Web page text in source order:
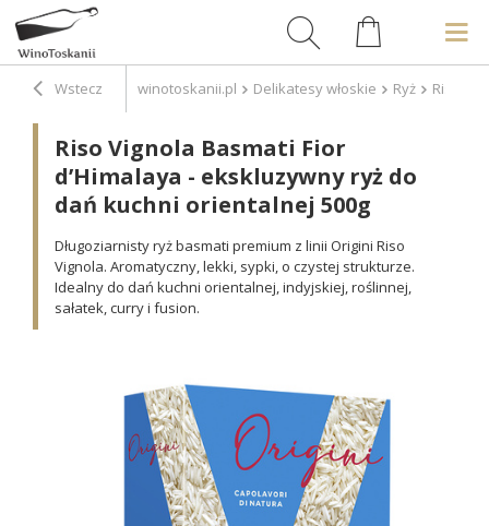
Wstecz winotoskanii.pl Delikatesy włoskie Ryż Riso
Riso Vignola Basmati Fior
d’Himalaya - ekskluzywny ryż do
dań kuchni orientalnej 500g
Długoziarnisty ryż basmati premium z linii Origini Riso
Vignola. Aromatyczny, lekki, sypki, o czystej strukturze.
Idealny do dań kuchni orientalnej, indyjskiej, roślinnej,
sałatek, curry i fusion.